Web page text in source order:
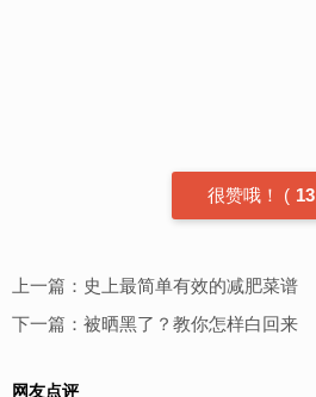
很赞哦！ ( 13
上一篇： 史上最简单有效的减肥菜谱
下一篇： 被晒黑了？教你怎样白回来
网友点评